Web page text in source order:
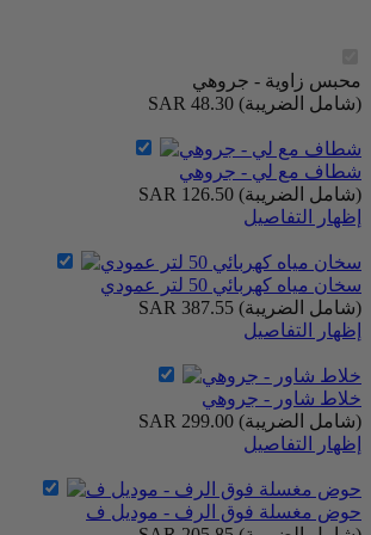
محبس زاوية - جروهي
SAR 48.30
(شامل الضريبة)
شطاف مع لي - جروهي
SAR 126.50
(شامل الضريبة)
إظهار التفاصيل
سخان مياه كهربائي 50 لتر عمودي
SAR 387.55
(شامل الضريبة)
إظهار التفاصيل
خلاط شاور - جروهي
SAR 299.00
(شامل الضريبة)
إظهار التفاصيل
حوض مغسلة فوق الرف - موديل ف